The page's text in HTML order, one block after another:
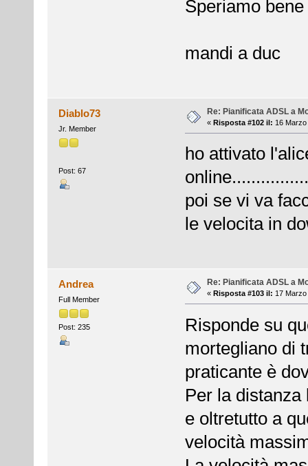
Speriamo bene
mandi a duc
Diablo73
Jr. Member
Post: 67
Re: Pianificata ADSL a
« Risposta #102 il: 16
ho attivato
poi se vi va
le velocita in
Andrea
Full Member
Post: 235
Re: Pianificata ADSL a
« Risposta #103 il: 17
Risponde su
mortegliano di
praticante è
Per la
e oltretutto a
velocità